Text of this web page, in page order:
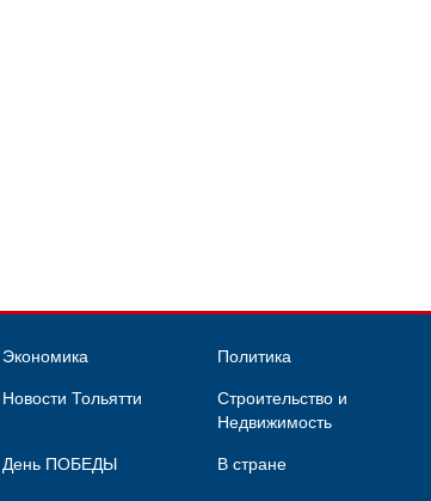
Экономика Политика
Новости Тольятти
Строительство и
Недвижимость
День ПОБЕДЫ В стране